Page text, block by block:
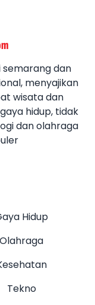
semarang dan
menyajikan
wisata dan
hidup, tidak
dan olahraga
Hidup
Olahraga
Tekno